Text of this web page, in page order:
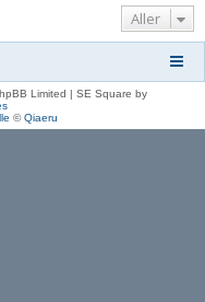
Aller
Limited | SE Square by
©Qiaeru